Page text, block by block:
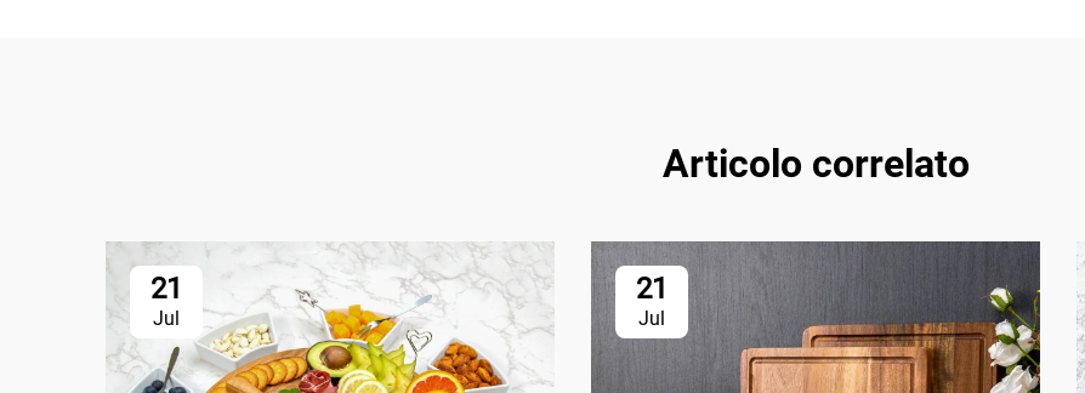
Articolo correlato
21
Jul
21
Jul